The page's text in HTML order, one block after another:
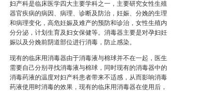
妇产科是临床医学四大主要学科之一，主要研究女性生殖
器官疾病的病因、病理、诊断及防治，妊娠、分娩的生理
和病理变化，高危妊娠及难产的预防和诊治，女性生殖内
分分泌，计划生育及妇女保健等。消毒器主要是对孕妇妊
娠以及分娩前阴道部位进行消毒，防止感染。
现有的临床用消毒器由于消毒液与棉球并不在一起，医生
需要自己分别寻找消毒液与棉球，同时现有的消毒器中的
消毒药液的温度对妇产科患者带来不适感，从而影响消毒
药液使用时消毒的效果，现有的临床用消毒器在使用后，